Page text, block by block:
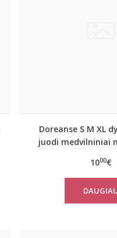
Doreanse S M XL
juodi medvilniniai
1000€